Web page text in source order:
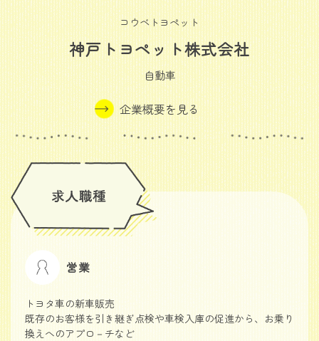
コウベトヨペット
神戸トヨペット株式会社
自動車
企業概要を見る
営業
トヨタ車の新車販売
既存のお客様を引き継ぎ点検や車検入庫の促進から、お乗り
換えへのアプロ－チなど